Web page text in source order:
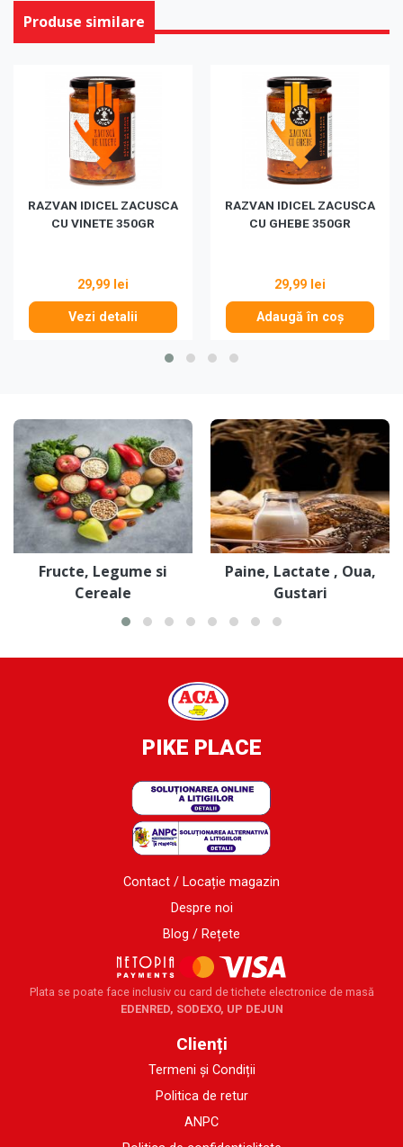
Produse similare
RAZVAN IDICEL ZACUSCA
CU VINETE 350GR
29,99 lei
Vezi detalii
RAZVAN IDICEL ZACUSCA
CU GHEBE 350GR
29,99 lei
Adaugă în coș
Fructe, Legume si
Cereale
Paine, Lactate , Oua,
Gustari
PIKE PLACE
Contact / Locație magazin
Despre noi
Blog / Rețete
Plata se poate face inclusiv cu card de tichete electronice de masă
EDENRED, SODEXO, UP DEJUN
Clienți
Termeni și Condiții
Politica de retur
ANPC